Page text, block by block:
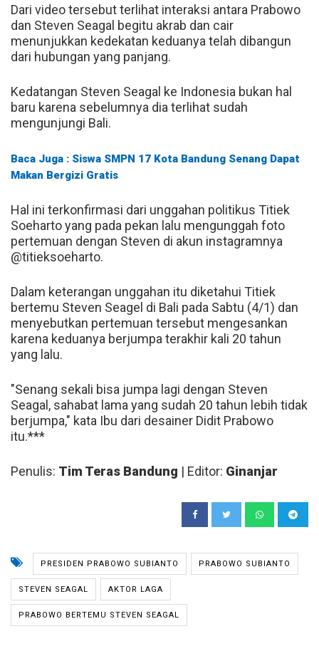
Dari video tersebut terlihat interaksi antara Prabowo
dan Steven Seagal begitu akrab dan cair
menunjukkan kedekatan keduanya telah dibangun
dari hubungan yang panjang.
Kedatangan Steven Seagal ke Indonesia bukan hal
baru karena sebelumnya dia terlihat sudah
mengunjungi Bali.
Baca Juga : Siswa SMPN 17 Kota Bandung Senang Dapat
Makan Bergizi Gratis
Hal ini terkonfirmasi dari unggahan politikus Titiek
Soeharto yang pada pekan lalu mengunggah foto
pertemuan dengan Steven di akun instagramnya
@titieksoeharto.
Dalam keterangan unggahan itu diketahui Titiek
bertemu Steven Seagel di Bali pada Sabtu (4/1) dan
menyebutkan pertemuan tersebut mengesankan
karena keduanya berjumpa terakhir kali 20 tahun
yang lalu.
"Senang sekali bisa jumpa lagi dengan Steven
Seagal, sahabat lama yang sudah 20 tahun lebih tidak
berjumpa," kata Ibu dari desainer Didit Prabowo
itu.***
Penulis: Tim Teras Bandung | Editor: Ginanjar
PRESIDEN PRABOWO SUBIANTO PRABOWO SUBIANTO
STEVEN SEAGAL AKTOR LAGA
PRABOWO BERTEMU STEVEN SEAGAL